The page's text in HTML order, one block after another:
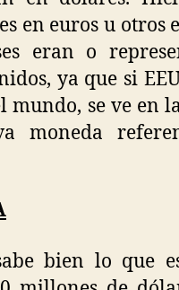
en euros u otros
eran o
ya que si
mundo, se ve en
moneda
bien lo que